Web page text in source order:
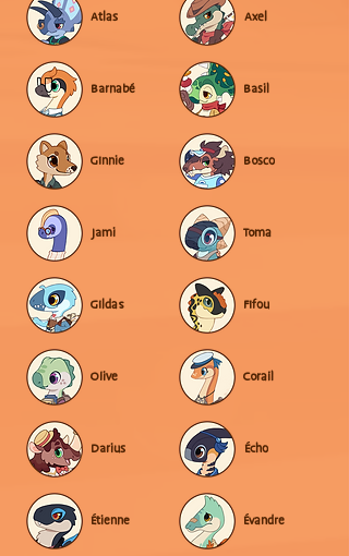
Atlas
Barnabé
Ginnie
Jami
Gildas
Olive
Darius
Étienne
Axel
Basil
Bosco
Toma
Fifou
Corail
Écho
Évandre